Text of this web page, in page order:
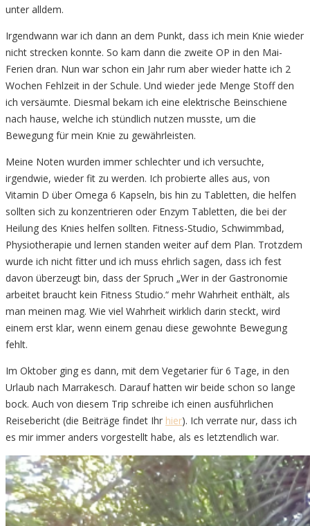
unter alldem.
Irgendwann war ich dann an dem Punkt, dass ich mein Knie wieder
nicht strecken konnte. So kam dann die zweite OP in den Mai-
Ferien dran. Nun war schon ein Jahr rum aber wieder hatte ich 2
Wochen Fehlzeit in der Schule. Und wieder jede Menge Stoff den
ich versäumte. Diesmal bekam ich eine elektrische Beinschiene
nach hause, welche ich stündlich nutzen musste, um die
Bewegung für mein Knie zu gewährleisten.
Meine Noten wurden immer schlechter und ich versuchte,
irgendwie, wieder fit zu werden. Ich probierte alles aus, von
Vitamin D über Omega 6 Kapseln, bis hin zu Tabletten, die helfen
sollten sich zu konzentrieren oder Enzym Tabletten, die bei der
Heilung des Knies helfen sollten. Fitness-Studio, Schwimmbad,
Physiotherapie und lernen standen weiter auf dem Plan. Trotzdem
wurde ich nicht fitter und ich muss ehrlich sagen, dass ich fest
davon überzeugt bin, dass der Spruch „Wer in der Gastronomie
arbeitet braucht kein Fitness Studio.“ mehr Wahrheit enthält, als
man meinen mag. Wie viel Wahrheit wirklich darin steckt, wird
einem erst klar, wenn einem genau diese gewohnte Bewegung
fehlt.
Im Oktober ging es dann, mit dem Vegetarier für 6 Tage, in den
Urlaub nach Marrakesch. Darauf hatten wir beide schon so lange
bock. Auch von diesem Trip schreibe ich einen ausführlichen
Reisebericht (die Beiträge findet Ihr hier). Ich verrate nur, dass ich
es mir immer anders vorgestellt habe, als es letztendlich war.